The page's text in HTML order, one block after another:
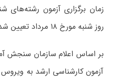
زمان برگزاری آزمون رشته‌های
روز شنبه مورخ ۱۸ مرداد تعیین شده است.
آزمون کارشناسی ارشد به ویروس